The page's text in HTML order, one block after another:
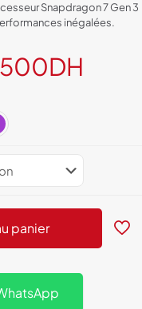
Snapdragon 7 Gen 3
inégalées.
DH
à
panier